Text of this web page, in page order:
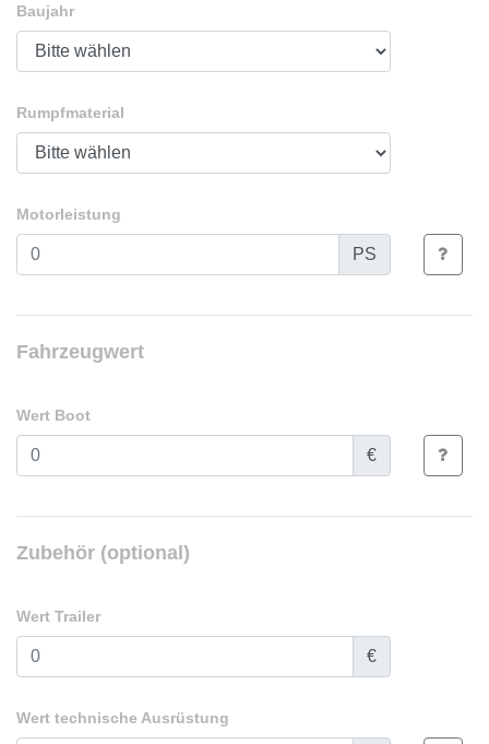
Baujahr
Rumpfmaterial
Motorleistung
PS
Fahrzeugwert
Wert Boot
€
Zubehör (optional)
Wert Trailer
€
Wert technische Ausrüstung